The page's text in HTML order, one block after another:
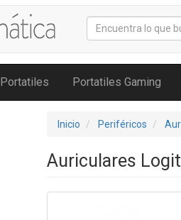
Portatiles Portatiles Gaming
Inicio Periféricos
Auriculares